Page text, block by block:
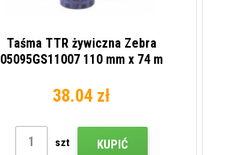
Taśma TTR żywiczna Zebra
05095GS11007 110 mm x 74 m
38.04 zł
szt KUPIĆ